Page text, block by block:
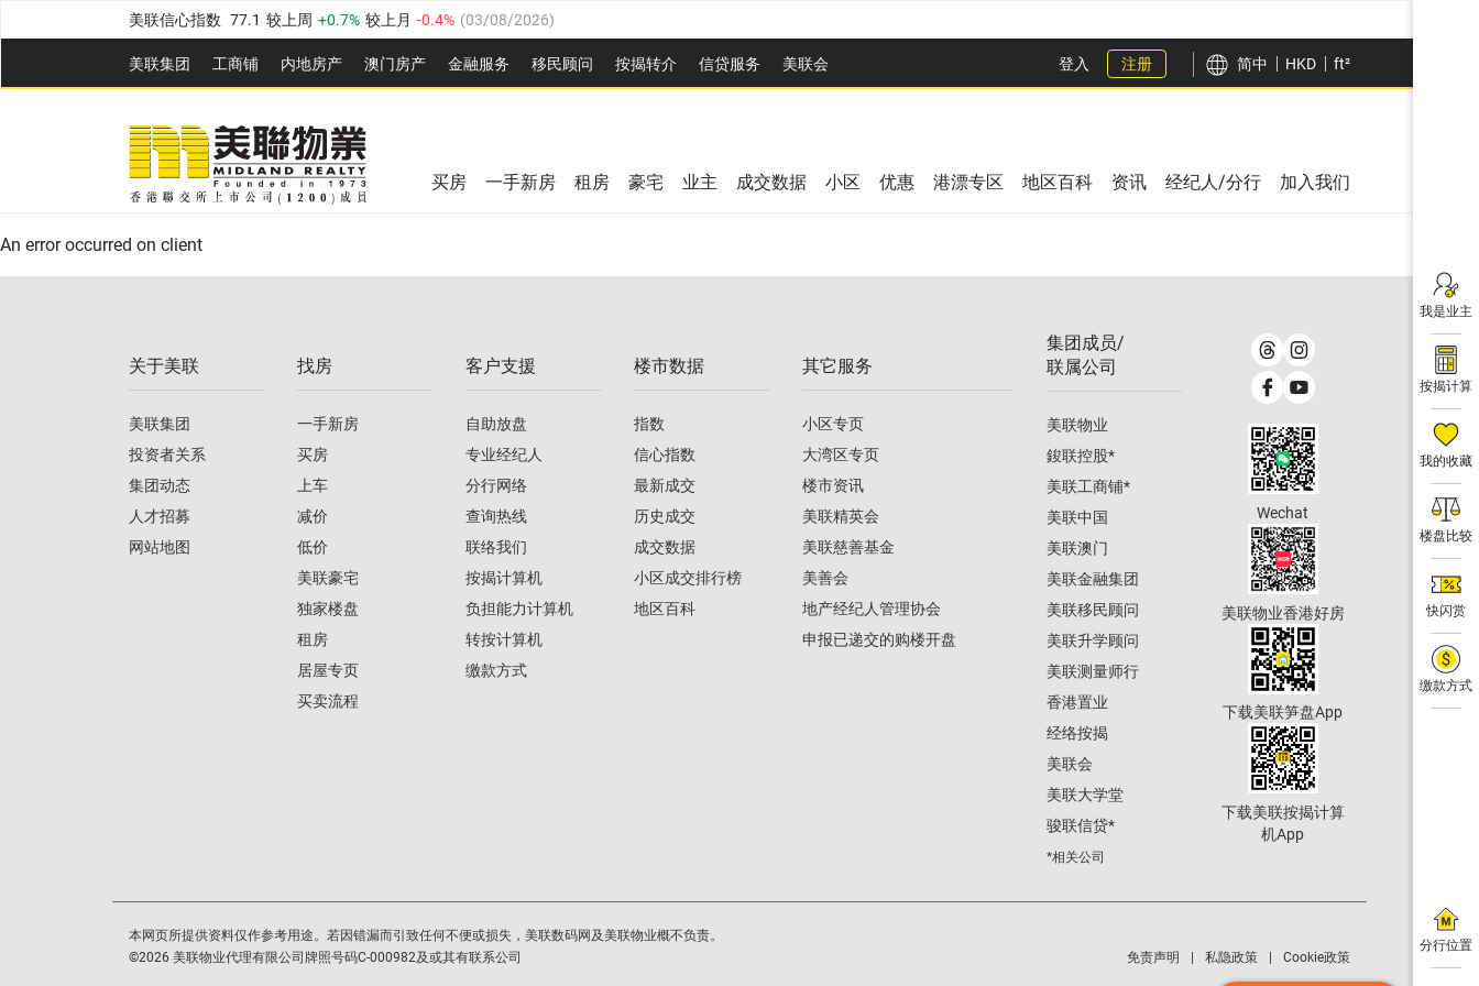
美联信心指数 77.1 较上周 0.7% 较上月 -0.4% (03/08/2026)
全港指数 149.1 较上周 0% 较上月 0.4% ( 03/08/2026
港岛指数 157.4 较上周 -0.3% 较上月 -0.8% (03/08/2026)
九龙指数 156.4 较上周 -0.1% 较上月
新界指数 134.8 较上周 0.1% 较上月 03/08/2026
美联信心指数 77.1 较上周 0.7% 较上月
美联集团 工商铺 内地房产 澳⻔房产 金融服务 移民顾问 按揭转介 信贷服务 美联会
全港指数 149.1 较上周 0% 较上月
美联信心指数 较上周 0.7% 03/08/2026
登入 注册 简中 HKD ft²
我是业主
按揭计算
我的收藏
楼盘比较
快闪赏
缴款方式
分行位置
买房 一手新房 租房 豪宅 业主 成交数据 小区 优惠 港漂专区 地区百科 资讯 经纪人/分行 加入我们
An error occurred on client
关于美联
美联集团
投资者关系
集团动态
人才招募
网站地图
找房
一手新房
买房
上车
减价
低价
美联豪宅
独家楼盘
租房
居屋专页
买卖流程
客户支援
自助放盘
专业经纪人
分行网络
查询热线
联络我们
按揭计算机
负担能力计算机
转按计算机
缴款方式
楼市数据
指数
信心指数
最新成交
历史成交
成交数据
小区成交排行榜
地区百科
其它服务
小区专页
大湾区专页
楼市资讯
美联精英会
美联慈善基金
美善会
地产经纪人管理协会
申报已递交的购楼开盘
集团成员/
联属公司
美联物业
鋑联控股*
美联工商铺*
美联中国
美联澳门
美联金融集团
美联移民顾问
美联升学顾问
美联测量师行
香港置业
经络按揭
美联会
美联大学堂
骏联信贷*
*相关公司
Wechat
美联物业香港好房
下载美联笋盘App
下载美联按揭计算
机App
本网页所提供资料仅作参考用途。若因错漏而引致任何不便或损失，美联数码网及美联物业概不负责。
©2026 美联物业代理有限公司牌照号码C-000982及或其有联系公司 免责声明 私隐政策 Cookie政策